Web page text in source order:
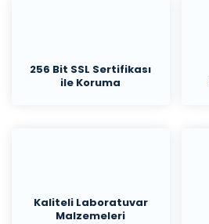
256 Bit SSL Sertifikası
ile Koruma
Kaliteli Laboratuvar
Malzemeleri